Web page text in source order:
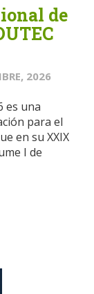
de
2026
es una
para el
en su XXIX
I de